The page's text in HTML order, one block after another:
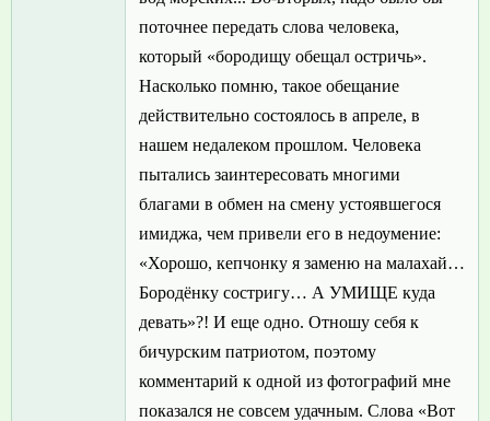
поточнее передать слова человека,
который «бородищу обещал остричь».
Насколько помню, такое обещание
действительно состоялось в апреле, в
нашем недалеком прошлом. Человека
пытались заинтересовать многими
благами в обмен на смену устоявшегося
имиджа, чем привели его в недоумение:
«Хорошо, кепчонку я заменю на малахай…
Бородёнку состригу… А УМИЩЕ куда
девать»?! И еще одно. Отношу себя к
бичурским патриотом, поэтому
комментарий к одной из фотографий мне
показался не совсем удачным. Слова «Вот